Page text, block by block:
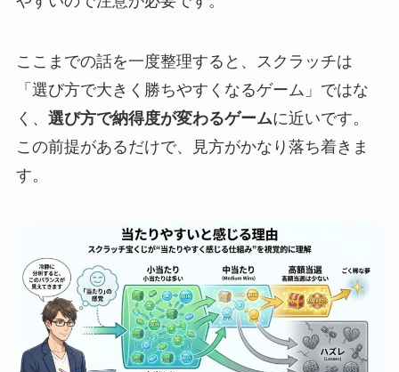
ここまでの話を一度整理すると、スクラッチは
「選び方で大きく勝ちやすくなるゲーム」ではな
く、 選び方で納得度が変わるゲームに近いです。
この前提があるだけで、見方がかなり落ち着きま
す。